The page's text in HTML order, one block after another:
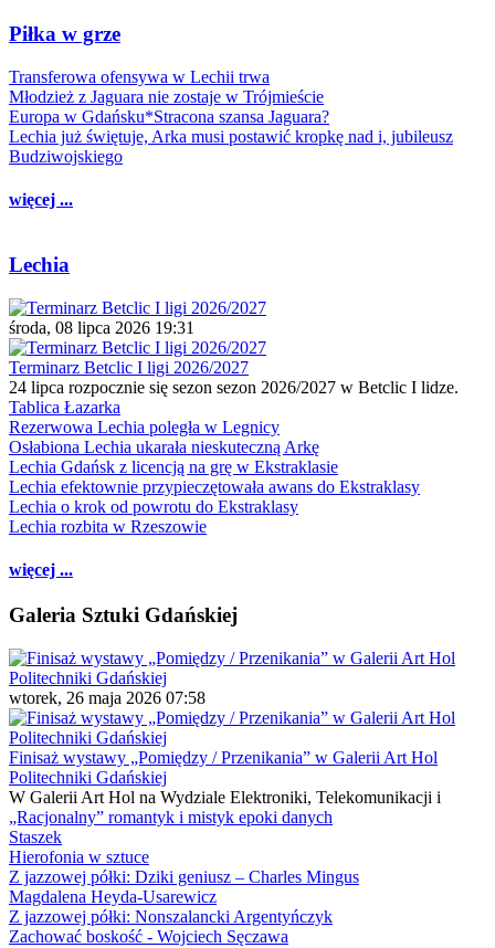
Piłka w grze
Transferowa ofensywa w Lechii trwa
Młodzież z Jaguara nie zostaje w Trójmieście
Europa w Gdańsku*Stracona szansa Jaguara?
Lechia już świętuje, Arka musi postawić kropkę nad i, jubileusz
Budziwojskiego
więcej ...
Lechia
środa, 08 lipca 2026 19:31
Terminarz Betclic I ligi 2026/2027
24 lipca rozpocznie się sezon sezon 2026/2027 w Betclic I lidze.
Tablica Łazarka
Rezerwowa Lechia poległa w Legnicy
Osłabiona Lechia ukarała nieskuteczną Arkę
Lechia Gdańsk z licencją na grę w Ekstraklasie
Lechia efektownie przypieczętowała awans do Ekstraklasy
Lechia o krok od powrotu do Ekstraklasy
Lechia rozbita w Rzeszowie
więcej ...
Galeria Sztuki Gdańskiej
wtorek, 26 maja 2026 07:58
Finisaż wystawy „Pomiędzy / Przenikania” w Galerii Art Hol
Politechniki Gdańskiej
W Galerii Art Hol na Wydziale Elektroniki, Telekomunikacji i
„Racjonalny” romantyk i mistyk epoki danych
Staszek
Hierofonia w sztuce
Z jazzowej półki: Dziki geniusz – Charles Mingus
Magdalena Heyda-Usarewicz
Z jazzowej półki: Nonszalancki Argentyńczyk
Zachować boskość - Wojciech Sęczawa